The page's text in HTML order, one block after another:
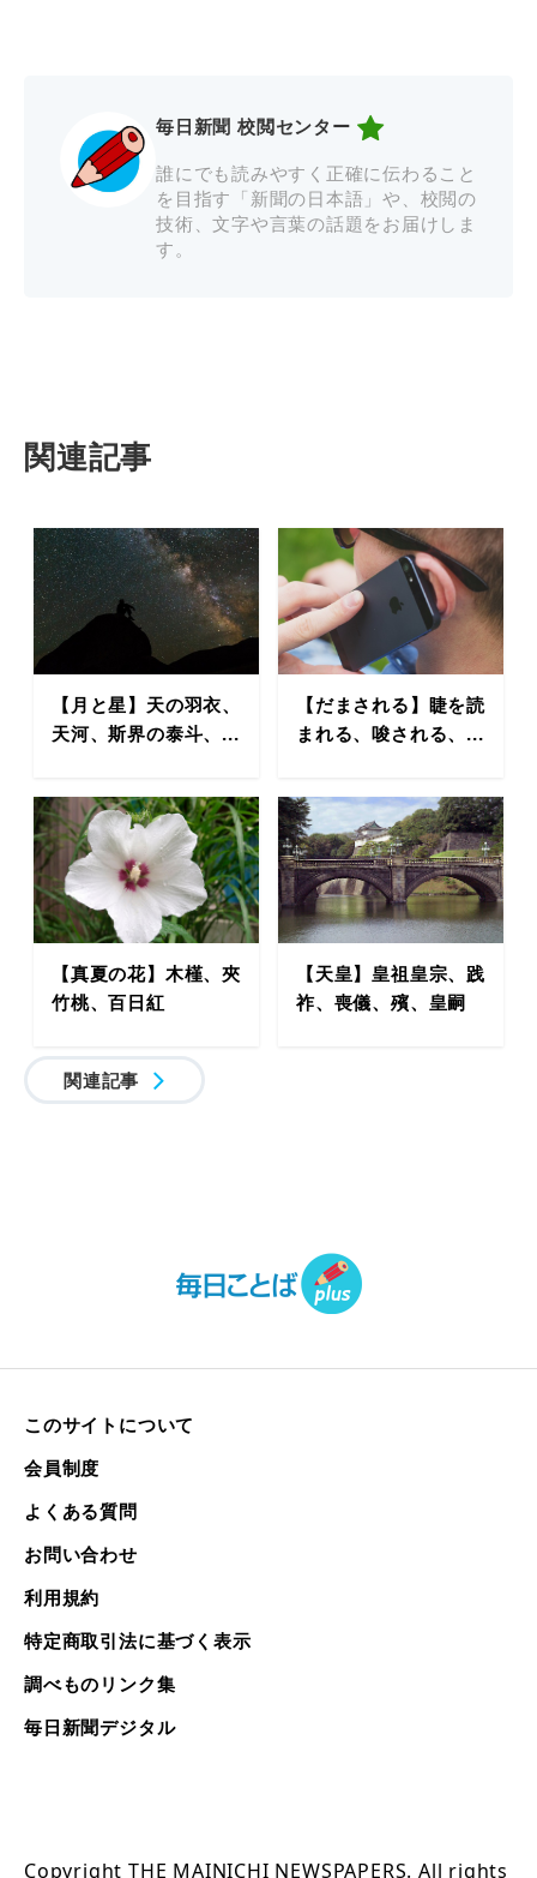
毎日新聞 校閲センター
誰にでも読みやすく正確に伝わること
を目指す「新聞の日本語」や、校閲の
技術、文字や言葉の話題をお届けしま
す。
関連記事
【月と星】天の羽衣、
天河、斯界の泰斗、...
【だまされる】睫を読
まれる、唆される、...
【真夏の花】木槿、夾
竹桃、百日紅
【天皇】皇祖皇宗、践
祚、喪儀、殯、皇嗣
関連記事
このサイトについて
会員制度
よくある質問
お問い合わせ
利用規約
特定商取引法に基づく表示
調べものリンク集
毎日新聞デジタル
Copyright THE MAINICHI NEWSPAPERS. All rights